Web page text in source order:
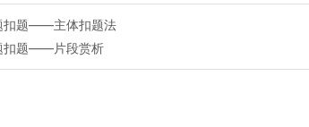
扣题——主体扣题法
扣题——片段赏析